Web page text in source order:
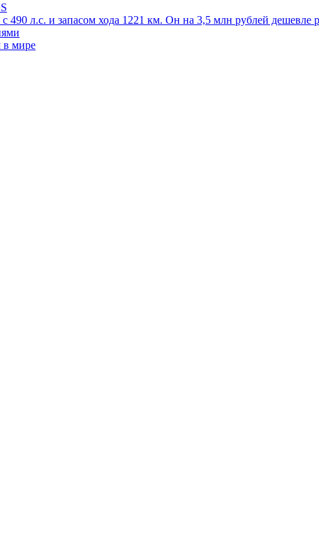
л.с. и запасом хода 1221 км. Он на 3,5 млн рублей дешевле
в мире